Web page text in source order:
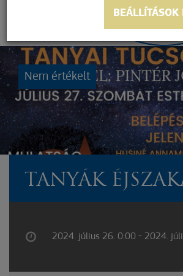
Nem értékelt
TANYÁK
2024. július 26. 0:00 - 2024.
BEÁLLÍTÁSOK